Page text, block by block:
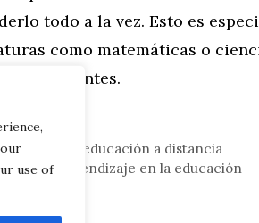
use of
todo a la vez. Esto es
como matemáticas o
diferentes.
en la educación a distancia
del aprendizaje en la educación